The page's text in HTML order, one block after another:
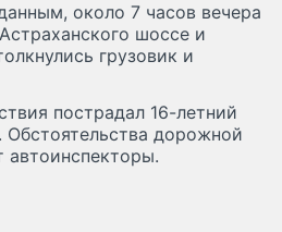
около 7 часов вечера
шоссе и
грузовик и
пострадал 16-летний
Обстоятельства дорожной
автоинспекторы.